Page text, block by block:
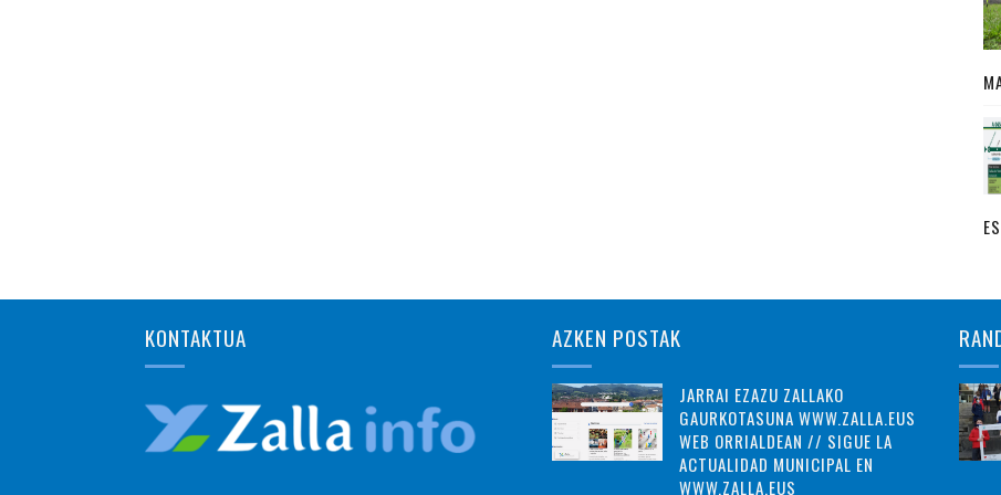
KONTAKTUA AZKEN POSTAK
JARRAI EZAZU ZALLAKO
GAURKOTASUNA WWW.ZALLA.EUS
WEB ORRIALDEAN // SIGUE LA
ACTUALIDAD MUNICIPAL EN
WWW.ZALLA.EUS